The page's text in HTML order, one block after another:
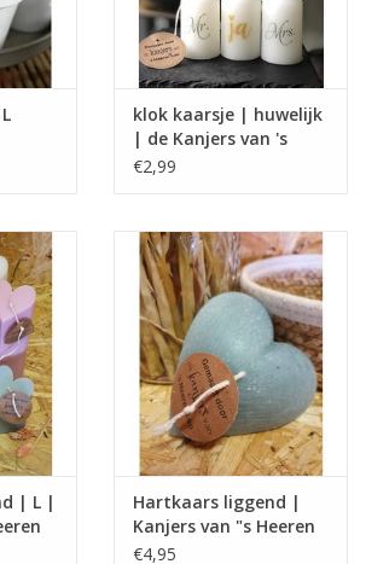
klok kaarsje | huwelijk
| de Kanjers van 's
Heeren Loo
€2,99
| L |
Hartkaars liggend |
Kanjers van "s Heeren
Loo
€4,95